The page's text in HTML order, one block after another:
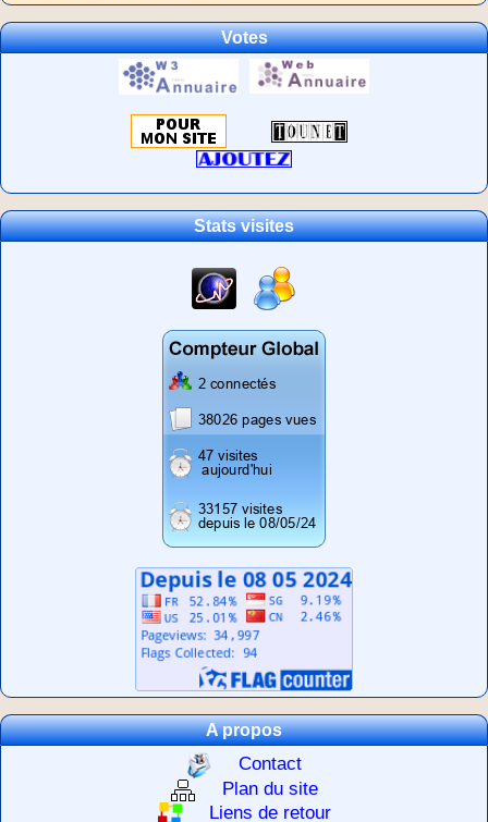
Votes
Stats visites
A propos
Contact
Plan du site
Liens de retour